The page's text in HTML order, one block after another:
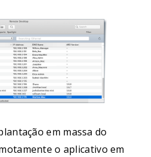
em massa do
o aplicativo em